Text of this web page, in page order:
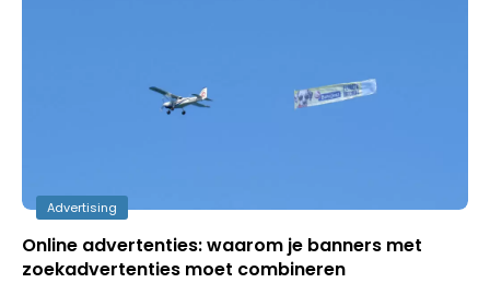
Advertising
Online advertenties: waarom je banners met
zoekadvertenties moet combineren